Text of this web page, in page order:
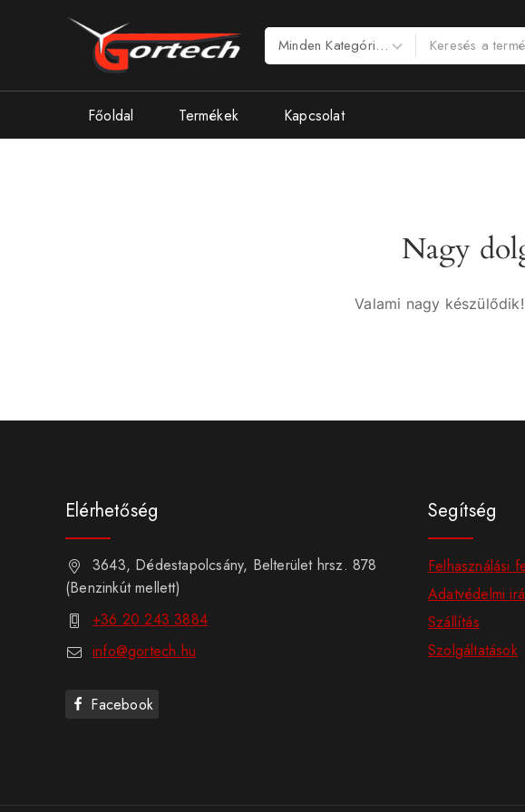
Főoldal Termékek Kapcsolat
Nagy
Valami nagy
Elérhetőség
3643, Dédestapolcsány, Belterület hrsz. 878
(Benzinkút mellett)
+36 20 243 3884
info@gortech.hu
Facebook
Segítség
Felhasználási
Adatvédelmi
Szállítás
Szolgáltatások